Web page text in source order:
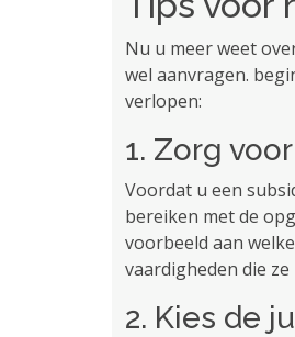
Nu u meer weet
wel aanvragen.
verlopen:
1. Zorg
Voordat u een
bereiken met de
voorbeeld aan
vaardigheden die
2. Kies de